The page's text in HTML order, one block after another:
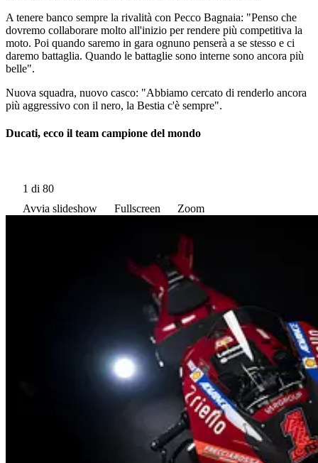
A tenere banco sempre la rivalità con Pecco Bagnaia: "Penso che
dovremo collaborare molto all'inizio per rendere più competitiva la
moto. Poi quando saremo in gara ognuno penserà a se stesso e ci
daremo battaglia. Quando le battaglie sono interne sono ancora più
belle".
Nuova squadra, nuovo casco: "Abbiamo cercato di renderlo ancora
più aggressivo con il nero, la Bestia c'è sempre".
Ducati, ecco il team campione del mondo
1 di 80
Avvia slideshow
Fullscreen Zoom